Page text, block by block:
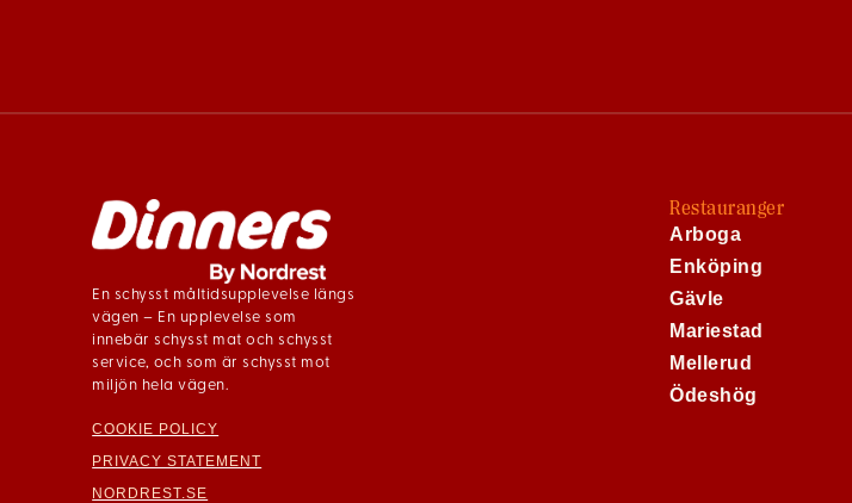
En schysst måltidsupplevelse längs
vägen – En upplevelse som
innebär schysst mat och schysst
service, och som är schysst mot
miljön hela vägen.
COOKIE POLICY
PRIVACY STATEMENT
NORDREST.SE
Restauranger
Arboga
Enköping
Gävle
Mariestad
Mellerud
Ödeshög